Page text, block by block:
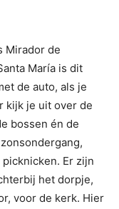
Mirador de
María is dit
de auto, als je
kijk je uit over de
bossen én de
Er zijn
het dorpje,
voor de kerk. Hier